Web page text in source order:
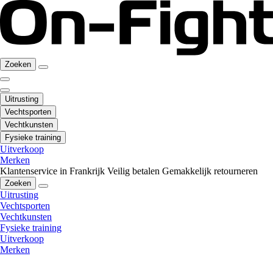
Zoeken
Uitrusting
Vechtsporten
Vechtkunsten
Fysieke training
Uitverkoop
Merken
Klantenservice in Frankrijk Veilig betalen Gemakkelijk retourneren
Zoeken
Uitrusting
Vechtsporten
Vechtkunsten
Fysieke training
Uitverkoop
Merken